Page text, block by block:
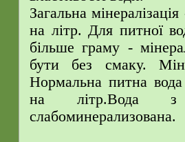
Загальна
на літр. Для питної
більше граму -
бути без смаку.
Нормальна питна
на літр.Вода
слабоминерализована.